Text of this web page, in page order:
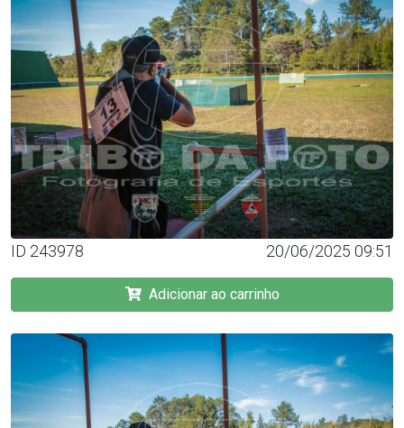
ID 243978 20/06/2025 09:51
Adicionar ao carrinho